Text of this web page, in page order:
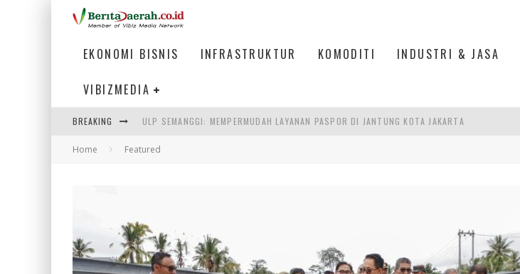
EKONOMI BISNIS INFRASTRUKTUR KOMODITI INDUSTRI & JASA
VIBIZMEDIA
BREAKING
ULP SEMANGGI: MEMPERMUDAH LAYANAN PASPOR DI JANTUNG KOTA JAKARTA
BAKMI PANGSIT AYAM, KULINER LEGENDARIS DI PASAR BARU JAKARTA
KETIKA INSTITUSI MENENTUKAN MASA DEPAN INDONESIA
Home Featured